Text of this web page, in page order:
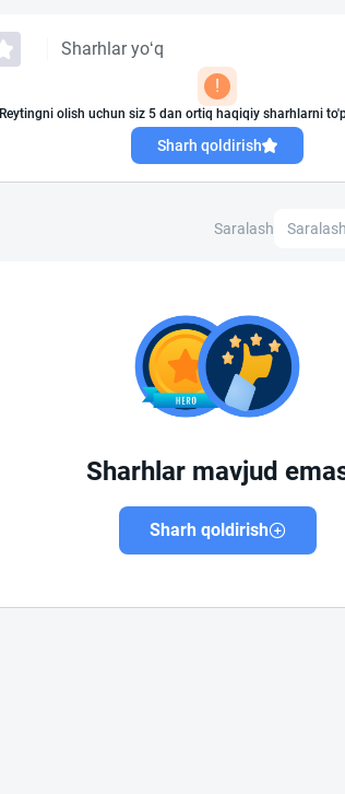
Sharhlar yo‘q
!
Reytingni olish uchun siz 5 dan ortiq haqiqiy sharhlarni
Sharh qoldirish
Saralash
Sharhlar mavjud
Sharh qoldirish